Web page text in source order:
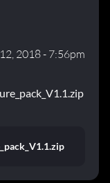
2018 - 7:56pm